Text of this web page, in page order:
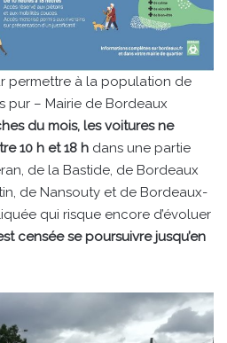
permettre à la population de
pur – Mairie de Bordeaux
du mois, les voitures ne
10 h et 18 h dans une partie
de la Bastide, de Bordeaux
de Nansouty et de Bordeaux-
qui risque encore d’évoluer
censée se poursuivre jusqu’en